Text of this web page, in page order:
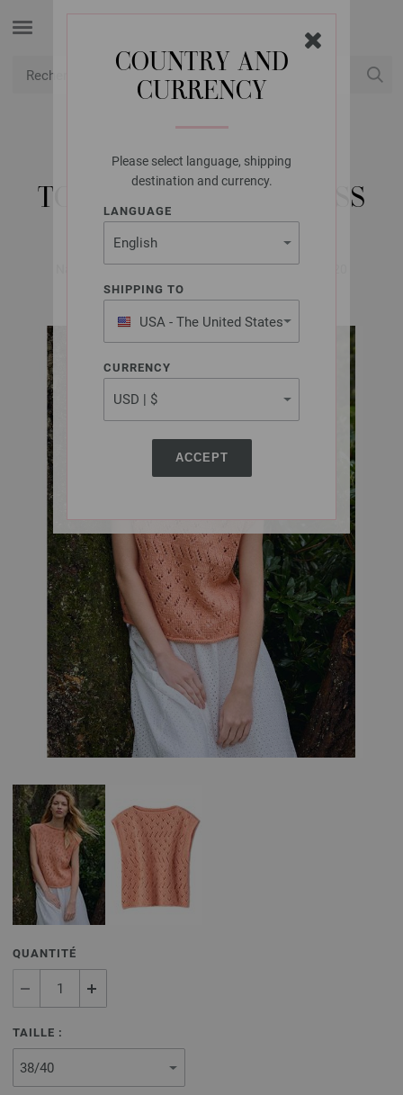
COUNTRY AND
CURRENCY
Please select language, shipping
destination and currency.
LANGUAGE
SHIPPING TO
USA - The United States
of America
CURRENCY
ACCEPT
LANA GROSSA
TOP SUMMER SOFTNESS
Natural Knits No. 1 | Modèle 29 / Tricot 31 Modèle 20
QUANTITÉ
TAILLE :